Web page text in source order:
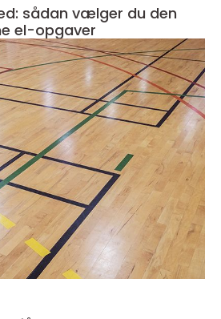
sådan vælger du den
el-opgaver